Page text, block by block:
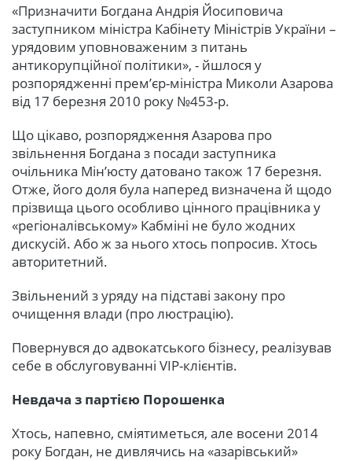
«Призначити Богдана Андрія Йосиповича
заступником міністра Кабінету Міністрів України –
урядовим уповноваженим з питань
антикорупційної політики», - йшлося у
розпорядженні прем’єр-міністра Миколи Азарова
від 17 березня 2010 року №453-р.
Що цікаво, розпорядження Азарова про
звільнення Богдана з посади заступника
очільника Мін’юсту датовано також 17 березня.
Отже, його доля була наперед визначена й щодо
прізвища цього особливо цінного працівника у
«регіоналівському» Кабміні не було жодних
дискусій. Або ж за нього хтось попросив. Хтось
авторитетний.
Звільнений з уряду на підставі закону про
очищення влади (про люстрацію).
Повернувся до адвокатського бізнесу, реалізував
себе в обслуговуванні VIP-клієнтів.
Невдача з партією Порошенка
Хтось, напевно, сміятиметься, але восени 2014
року Богдан, не дивлячись на «азарівський»